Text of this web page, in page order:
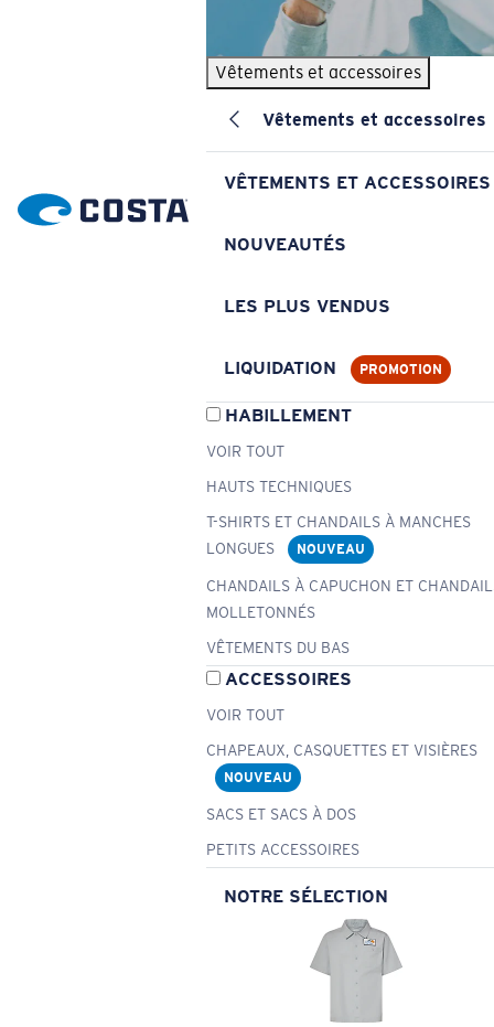
Vêtements et accessoires
Vêtements et accessoires
VÊTEMENTS ET ACCESSOIRES
NOUVEAUTÉS
LES PLUS VENDUS
LIQUIDATION PROMOTION
HABILLEMENT
VOIR TOUT
HAUTS TECHNIQUES
T-SHIRTS ET CHANDAILS À MANCHES
LONGUES
NOUVEAU
CHANDAILS À CAPUCHON ET
MOLLETONNÉS
VÊTEMENTS DU BAS
ACCESSOIRES
VOIR TOUT
CHAPEAUX, CASQUETTES ET VISIÈRES
NOUVEAU
SACS ET SACS À DOS
PETITS ACCESSOIRES
NOTRE SÉLECTION